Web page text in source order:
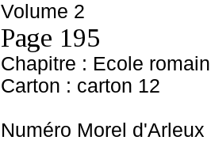
Volume 2
Page 195
Chapitre : Ecole
Carton : carton 12
Numéro Morel d'Arleux